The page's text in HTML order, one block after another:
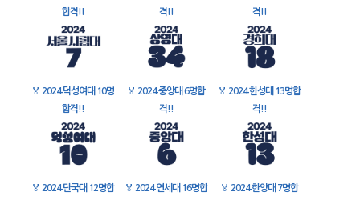
합격!!
격!!
격!!
🏅 2024 덕성여대 10명
합격!!
🏅 2024 중앙대 6명합
격!!
🏅 2024 한성대 13명합
격!!
🏅 2024 단국대 12명합
🏅 2024 연세대 16명합
🏅 2024 한양대 7명합